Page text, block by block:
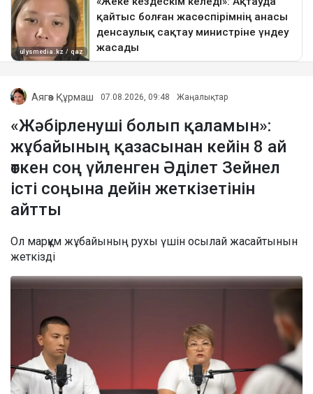
Аягөз Құрмаш 07.08.2026, 09:48 Жаңалықтар
«Жәбірленуші болып қаламын»:
жұбайының қазасынан кейін 8 ай
өткен соң үйленген Әділет Зейнел
істі соңына дейін жеткізетінін
айтты
Ол марқұм жұбайының рухы үшін осылай жасайтынын
жеткізді